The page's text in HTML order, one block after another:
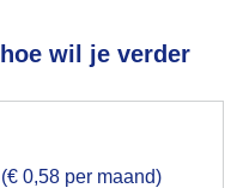
wil je verder
(€ 0,58 per maand)
voor het